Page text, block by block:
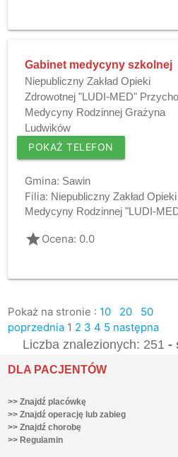
Gabinet medycyny szkolnej
Niepubliczny Zakład Opieki
Zdrowotnej "LUDI-MED"
Medycyny Rodzinnej Grażyna
Ludwików
POKAŻ TELEFON
Gmina: Sawin
Filia: Niepubliczny Zakład
Medycyny Rodzinnej "LUDI-
gradeOcena: 0.0
Pokaż na stronie : 10 20
50
poprzednia 1 2 3 4 5 następna
Liczba znalezionych: 251 -
DLA PACJENTÓW
>> Znajdź placówkę
>> Znajdź operację lub zabieg
>> Znajdź chorobę
>> Regulamin